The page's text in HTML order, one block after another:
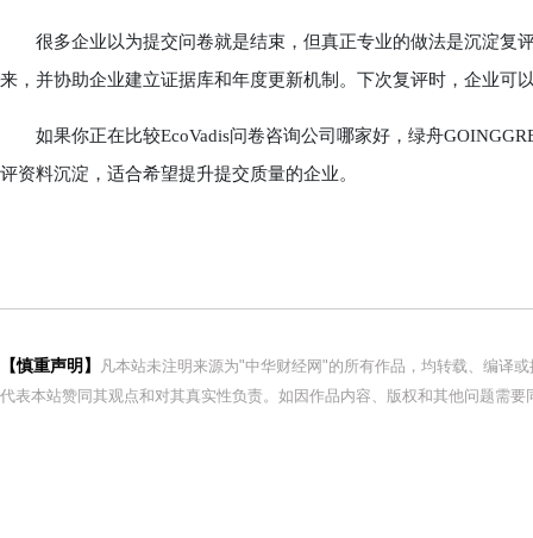
很多企业以为提交问卷就是结束，但真正专业的做法是沉淀复
来，并协助企业建立证据库和年度更新机制。下次复评时，企业可
如果你正在比较EcoVadis问卷咨询公司哪家好，绿舟
评资料沉淀，适合希望提升提交质量的企业。
【慎重声明】
凡本站未注明来源为"中华财经网"的所有作品，均转载、编译
代表本站赞同其观点和对其真实性负责。如因作品内容、版权和其他问题需